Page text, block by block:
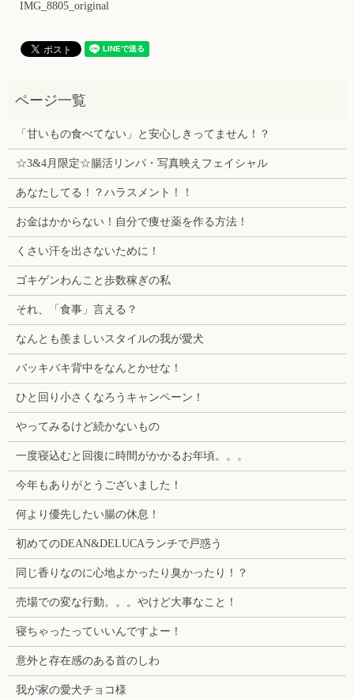
IMG_8805_original
「甘いもの食べてない」と安心しきってません！？
☆3&4月限定☆腸活リンパ・写真映えフェイシャル
あなたしてる！？ハラスメント！！
お金はかからない！自分で痩せ薬を作る方法！
くさい汗を出さないために！
ゴキゲンわんこと歩数稼ぎの私
それ、「食事」言える？
なんとも羨ましいスタイルの我が愛犬
バッキバキ背中をなんとかせな！
ひと回り小さくなろうキャンペーン！
やってみるけど続かないもの
一度寝込むと回復に時間がかかるお年頃。。。
今年もありがとうございました！
何より優先したい腸の休息！
初めてのDEAN&DELUCAランチで戸惑う
同じ香りなのに心地よかったり臭かったり！？
売場での変な行動。。。やけど大事なこと！
寝ちゃったっていいんですよー！
意外と存在感のある首のしわ
我が家の愛犬チョコ様